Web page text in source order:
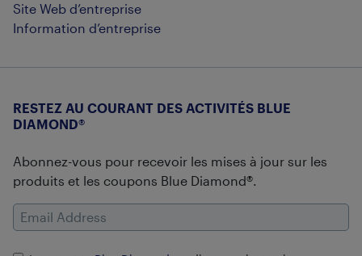
Site Web d’entreprise
Information d’entreprise
RESTEZ AU COURANT DES ACTIVITÉS BLUE
DIAMOND®
Abonnez-vous pour recevoir les mises à jour sur les
produits et les coupons Blue Diamond®.
Email Address